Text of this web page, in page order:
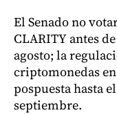
El Senado no
CLARITY antes
agosto; la
criptomonedas en
pospuesta hasta
septiembre.